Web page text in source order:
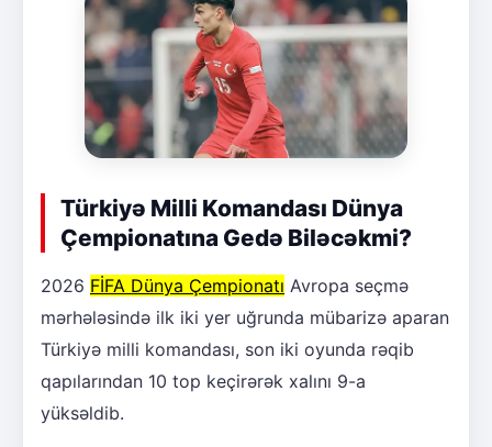
Türkiyə Milli Komandası Dünya
Çempionatına Gedə Biləcəkmi?
2026 FİFA Dünya Çempionatı Avropa seçmə
mərhələsində ilk iki yer uğrunda mübarizə aparan
Türkiyə milli komandası, son iki oyunda rəqib
qapılarından 10 top keçirərək xalını 9-a
yüksəldib.